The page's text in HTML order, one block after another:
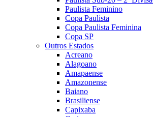
Paulista Feminino
Copa Paulista
Copa Paulista Feminina
Copa SP
Outros Estados
Acreano
Alagoano
Amapaense
Amazonense
Baiano
Brasiliense
Capixaba